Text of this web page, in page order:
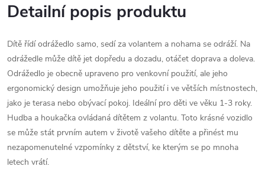
Detailní popis produktu
Dítě řídí odrážedlo samo, sedí za volantem a nohama se odráží. Na
odrážedle může dítě jet dopředu a dozadu, otáčet doprava a doleva.
Odrážedlo je obecně upraveno pro venkovní použití, ale jeho
ergonomický design umožňuje jeho použití i ve větších místnostech,
jako je terasa nebo obývací pokoj. Ideální pro děti ve věku 1-3 roky.
Hudba a houkačka ovládaná dítětem z volantu. Toto krásné vozidlo
se může stát prvním autem v životě vašeho dítěte a přinést mu
nezapomenutelné vzpomínky z dětství, ke kterým se po mnoha
letech vrátí.